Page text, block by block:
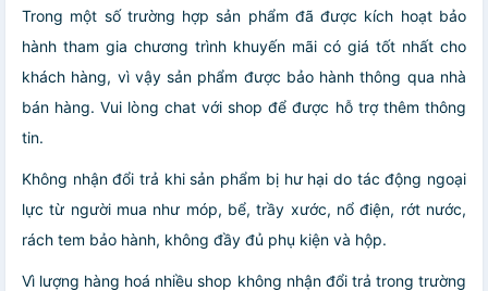
Trong một số trường hợp sản phẩm đã được kích hoạt bảo
hành tham gia chương trình khuyến mãi có giá tốt nhất cho
khách hàng, vì vậy sản phẩm được bảo hành thông qua nhà
bán hàng. Vui lòng chat với shop để được hỗ trợ thêm thông
tin.
Không nhận đổi trả khi sản phẩm bị hư hại do tác động ngoại
lực từ người mua như móp, bể, trầy xước, nổ điện, rớt nước,
rách tem bảo hành, không đầy đủ phụ kiện và hộp.
Vì lượng hàng hoá nhiều shop không nhận đổi trả trong trường